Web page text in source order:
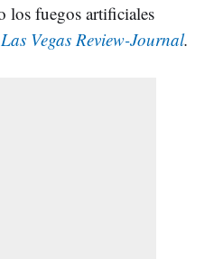
los fuegos artificiales
Las Vegas Review-Journal.